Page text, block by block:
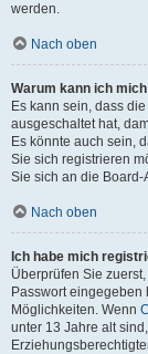
werden.
Nach oben
Warum kann ich
Es kann sein, dass
ausgeschaltet hat,
Es könnte auch sein,
Sie sich registrieren
Sie sich an die Board-
Nach oben
Ich habe mich
Überprüfen Sie
Passwort eingegeben
Möglichkeiten. Wenn
unter 13 Jahre alt